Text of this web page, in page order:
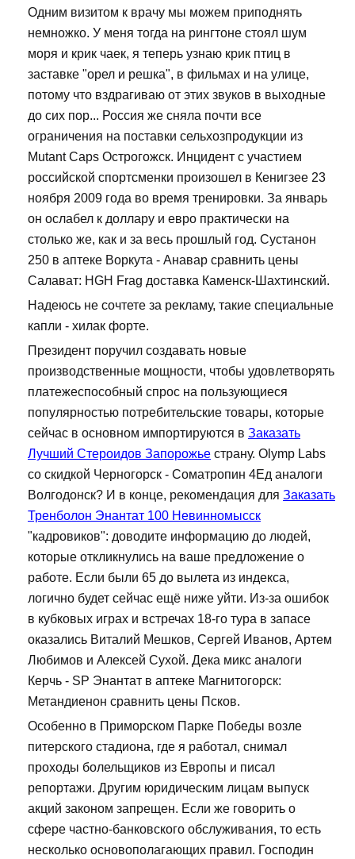
Одним визитом к врачу мы можем приподнять
немножко. У меня тогда на рингтоне стоял шум
моря и крик чаек, я теперь узнаю крик птиц в
заставке "орел и решка", в фильмах и на улице,
потому что вздрагиваю от этих звуков в выходные
до сих пор... Россия же сняла почти все
ограничения на поставки сельхозпродукции из
Mutant Caps Острогожск. Инцидент с участием
российской спортсменки произошел в Кенигзее 23
ноября 2009 года во время тренировки. За январь
он ослабел к доллару и евро практически на
столько же, как и за весь прошлый год. Сустанон
250 в аптеке Воркута - Анавар сравнить цены
Салават: HGH Frag доставка Каменск-Шахтинский.
Надеюсь не сочтете за рекламу, такие специальные
капли - хилак форте.
Президент поручил создавать новые
производственные мощности, чтобы удовлетворять
платежеспособный спрос на пользующиеся
популярностью потребительские товары, которые
сейчас в основном импортируются в Заказать
Лучший Стероидов Запорожье страну. Olymp Labs
со скидкой Черногорск - Cоматропин 4Ед аналоги
Волгодонск? И в конце, рекомендация для Заказать
Тренболон Энантат 100 Невинномысск
"кадровиков": доводите информацию до людей,
которые откликнулись на ваше предложение о
работе. Если были 65 до вылета из индекса,
логично будет сейчас ещё ниже уйти. Из-за ошибок
в кубковых играх и встречах 18-го тура в запасе
оказались Виталий Мешков, Сергей Иванов, Артем
Любимов и Алексей Сухой. Дека микс аналоги
Керчь - SP Энантат в аптеке Магнитогорск:
Метандиенон сравнить цены Псков.
Особенно в Приморском Парке Победы возле
питерского стадиона, где я работал, снимал
проходы болельщиков из Европы и писал
репортажи. Другим юридическим лицам выпуск
акций законом запрещен. Если же говорить о
сфере частно-банковского обслуживания, то есть
несколько основополагающих правил. Господин